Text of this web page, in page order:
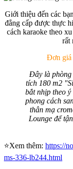
Giới thiệu đến các bạn
đẳng cấp được thực
cách karaoke theo
rất
Đơn giá
Đây là phòng
tích 180 m2
bắt nhịp theo
phong cách
thân mạ
Lounge để
⭐Xem thêm: https://
ms-336-lb244.html